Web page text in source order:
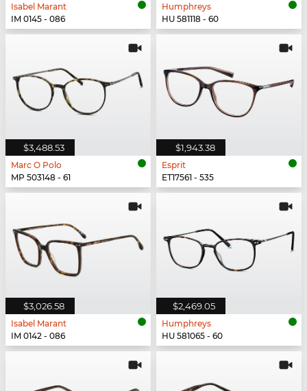
Isabel Marant
IM 0145 - 086
Humphreys
HU 581118 - 60
$3,488.53
Marc O Polo
MP 503148 - 61
$1,943.38
Esprit
ET17561 - 535
$3,026.58
Isabel Marant
IM 0142 - 086
$2,469.05
Humphreys
HU 581065 - 60